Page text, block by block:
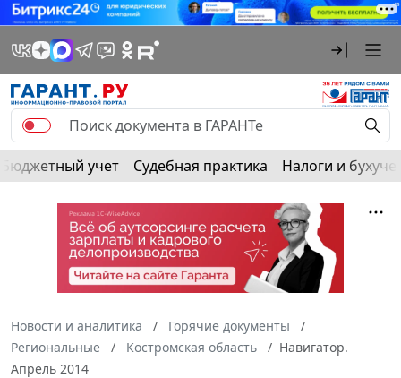
Бюджетный учет Судебная практика Налоги и
Новости и аналитика
Горячие документы
Региональные
Костромская область
Навигатор.
Апрель 2014